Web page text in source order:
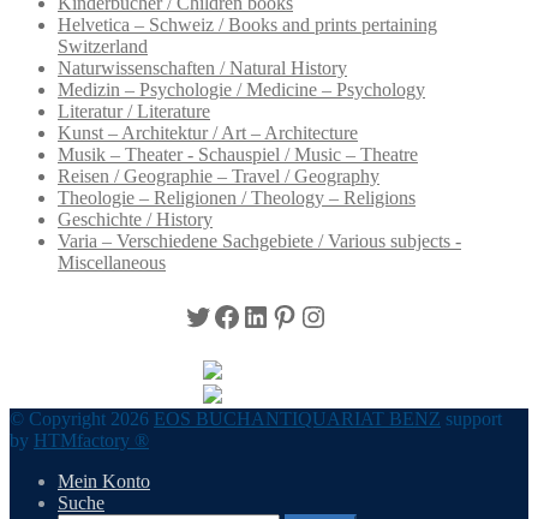
Helvetica – Schweiz / Books and prints pertaining
Switzerland
Naturwissenschaften / Natural History
Medizin – Psychologie / Medicine – Psychology
Literatur / Literature
Kunst – Architektur / Art – Architecture
Musik – Theater - Schauspiel / Music – Theatre
Reisen / Geographie – Travel / Geography
Theologie – Religionen / Theology – Religions
Geschichte / History
Varia – Verschiedene Sachgebiete / Various subjects -
Miscellaneous
Twitter
Facebook
LinkedIn
Pinterest
Instagram
© Copyright 2026 EOS BUCHANTIQUARIAT BENZ support
by HTMfactory ®
Mein Konto
Suche